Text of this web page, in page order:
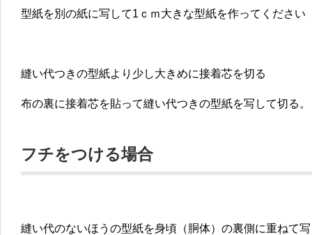
型紙を別の紙に写して1ｃｍ大きな型紙を作ってください
縫い代つきの型紙より少し大きめに接着芯を切る
布の裏に接着芯を貼って縫い代つきの型紙を写して切る。
フチをつける場合
縫い代のないほうの型紙を身頃（胴体）の裏側に重ねて